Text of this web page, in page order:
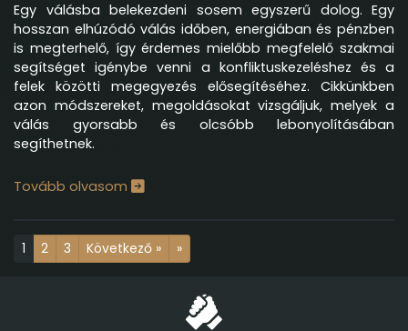
Egy válásba belekezdeni sosem egyszerű dolog. Egy
hosszan elhúzódó válás időben, energiában és pénzben
is megterhelő, így érdemes mielőbb megfelelő szakmai
segítséget igénybe venni a konfliktuskezeléshez és a
felek közötti megegyezés elősegítéséhez. Cikkünkben
azon módszereket, megoldásokat vizsgáljuk, melyek a
válás gyorsabb és olcsóbb lebonyolításában
segíthetnek.
Tovább olvasom
1 2 3 Következő » »